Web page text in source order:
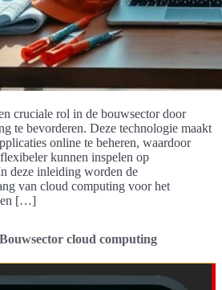
cruciale rol in de bouwsector door
te bevorderen. Deze technologie maakt
online te beheren, waardoor
kunnen inspelen op
deze inleiding worden de
van cloud computing voor het
en […]
cloud computing